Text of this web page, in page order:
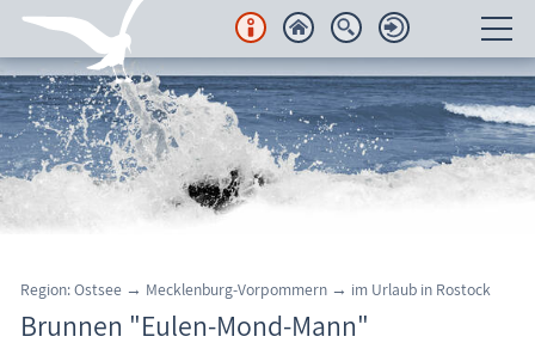
Unterkünfte
Regionales
Urlaubsorte
Karten
Freizeit
Region: Ostsee → Mecklenburg-Vorpommern → im Urlaub in Rostock
Brunnen "Eulen-Mond-Mann"